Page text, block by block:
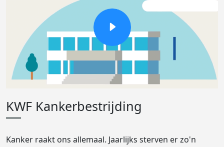
KWF Kankerbestrijding
Kanker raakt ons allemaal. Jaarlijks sterven er zo'n